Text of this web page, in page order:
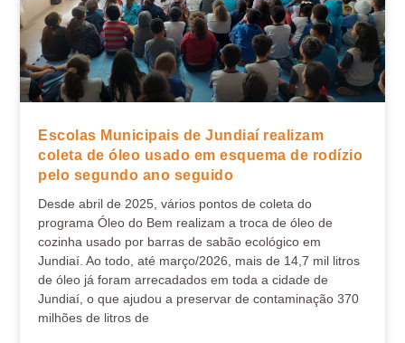
Escolas Municipais de Jundiaí realizam
coleta de óleo usado em esquema de rodízio
pelo segundo ano seguido
Desde abril de 2025, vários pontos de coleta do
programa Óleo do Bem realizam a troca de óleo de
cozinha usado por barras de sabão ecológico em
Jundiaí. Ao todo, até março/2026, mais de 14,7 mil litros
de óleo já foram arrecadados em toda a cidade de
Jundiaí, o que ajudou a preservar de contaminação 370
milhões de litros de